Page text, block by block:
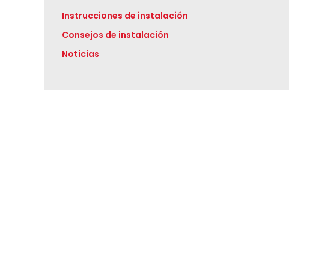
Instrucciones de instalación
Consejos de instalación
Noticias